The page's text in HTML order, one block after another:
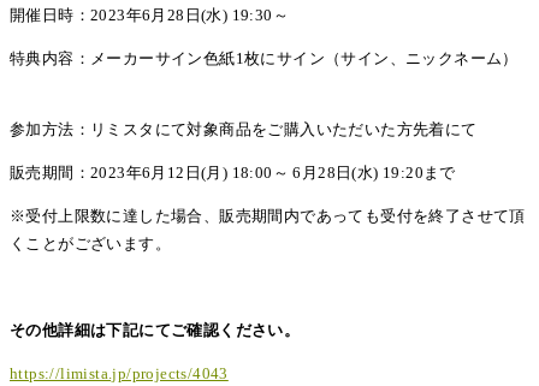
開催日時：2023年6月28日(水) 19:30～
特典内容：メーカーサイン色紙1枚にサイン（サイン、ニックネーム）
参加方法：リミスタにて対象商品をご購入いただいた方先着にて
販売期間：2023年6月12日(月) 18:00～ 6月28日(水) 19:20まで
※受付上限数に達した場合、販売期間内であっても受付を終了させて頂
くことがございます。
その他詳細は下記にてご確認ください。
https://limista.jp/projects/4043